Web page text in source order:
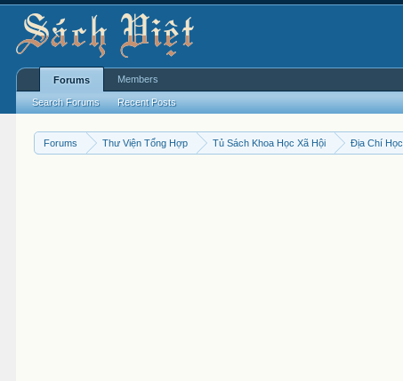
Forums Thư Viện Tổng Hợp Tủ Sách Khoa Học Xã Hội Địa Chí Học
Forums
Search Forums Recent Posts
Members